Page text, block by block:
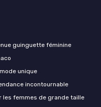
guinguette féminine
unique
incontournable
les femmes de grande taille